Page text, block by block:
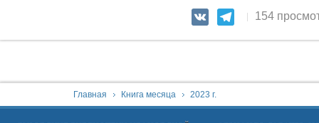
VK Telegram
154
Главная Книга месяца 2023 г.